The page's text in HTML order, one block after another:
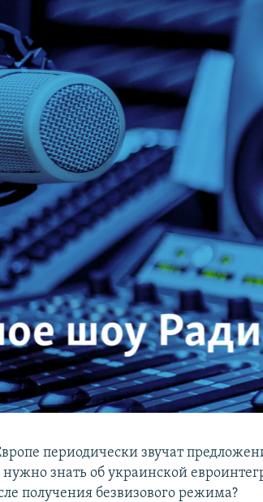
периодически звучат
знать об украинской
получения безвизового режима?